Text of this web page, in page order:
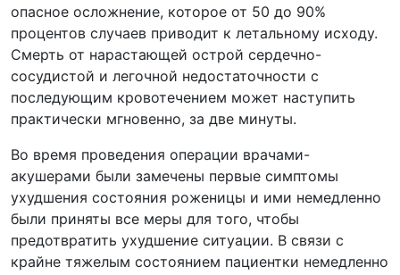
опасное осложнение, которое от 50 до 90%
процентов случаев приводит к летальному исходу.
Смерть от нарастающей острой сердечно-
сосудистой и легочной недостаточности с
последующим кровотечением может наступить
практически мгновенно, за две минуты.
Во время проведения операции врачами-
акушерами были замечены первые симптомы
ухудшения состояния роженицы и ими немедленно
были приняты все меры для того, чтобы
предотвратить ухудшение ситуации. В связи с
крайне тяжелым состоянием пациентки немедленно